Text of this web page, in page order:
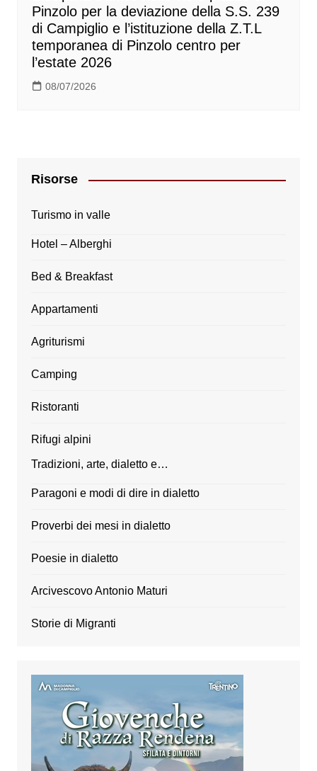
Pinzolo per la deviazione della S.S. 239
di Campiglio e l’istituzione della Z.T.L
temporanea di Pinzolo centro per
l’estate 2026
08/07/2026
Risorse
Turismo in valle
Hotel – Alberghi
Bed & Breakfast
Appartamenti
Agriturismi
Camping
Ristoranti
Rifugi alpini
Tradizioni, arte, dialetto e…
Paragoni e modi di dire in dialetto
Proverbi dei mesi in dialetto
Poesie in dialetto
Arcivescovo Antonio Maturi
Storie di Migranti